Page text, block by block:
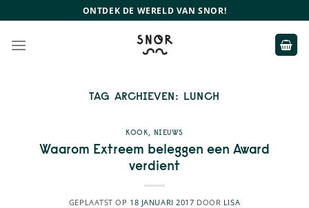
naar
inhoud
ONTDEK DE WERELD VAN SNOR!
TAG ARCHIEVEN: LUNCH
KOOK, NIEUWS
Waarom Extreem beleggen een Award
verdient
GEPLAATST OP 18 JANUARI 2017 DOOR LISA